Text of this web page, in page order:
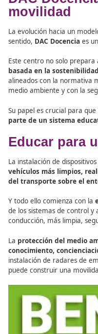
Normativa
La regulación de las
Hasta 750
Hasta 3.000
Además de las multas
emisiones , lo que
DAC
movilidad
La evolución hacia un
sentido,DAC Docencia
Este centro no solo
alineados con la
medio ambiente y con
Educar